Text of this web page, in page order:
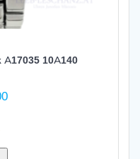
10A140